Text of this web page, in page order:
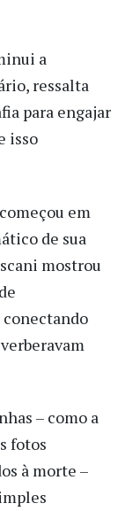
a
ressalta
para engajar
isso
em
de sua
mostrou
– como a
fotos
à morte –